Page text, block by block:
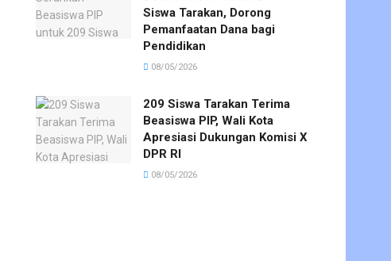
Siswa Tarakan, Dorong
Pemanfaatan Dana bagi
Pendidikan
08/05/2026
209 Siswa Tarakan Terima
Beasiswa PIP, Wali Kota
Apresiasi Dukungan Komisi X
DPR RI
08/05/2026